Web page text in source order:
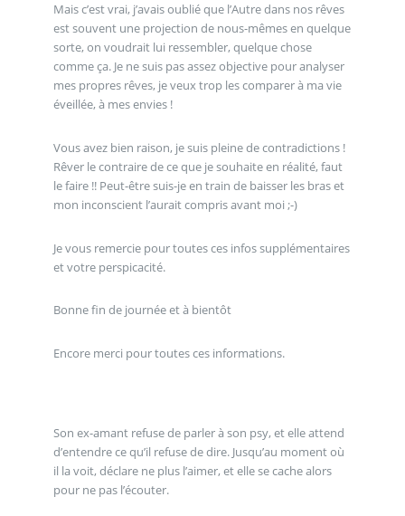
Mais c’est vrai, j’avais oublié que l’Autre dans nos rêves
est souvent une projection de nous-mêmes en quelque
sorte, on voudrait lui ressembler, quelque chose
comme ça. Je ne suis pas assez objective pour analyser
mes propres rêves, je veux trop les comparer à ma vie
éveillée, à mes envies !
Vous avez bien raison, je suis pleine de contradictions !
Rêver le contraire de ce que je souhaite en réalité, faut
le faire !! Peut-être suis-je en train de baisser les bras et
mon inconscient l’aurait compris avant moi ;-)
Je vous remercie pour toutes ces infos supplémentaires
et votre perspicacité.
Bonne fin de journée et à bientôt
Encore merci pour toutes ces informations.
Son ex-amant refuse de parler à son psy, et elle attend
d’entendre ce qu’il refuse de dire. Jusqu’au moment où
il la voit, déclare ne plus l’aimer, et elle se cache alors
pour ne pas l’écouter.